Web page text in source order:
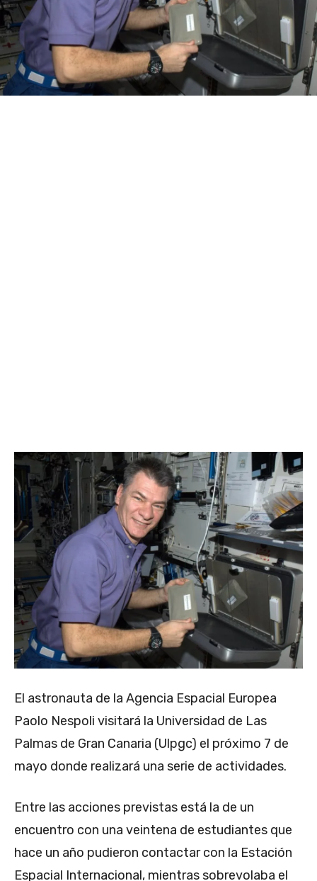
El astronauta de la Agencia Espacial Europea
Paolo Nespoli visitará la Universidad de Las
Palmas de Gran Canaria (Ulpgc) el próximo 7 de
mayo donde realizará una serie de actividades.
Entre las acciones previstas está la de un
encuentro con una veintena de estudiantes que
hace un año pudieron contactar con la Estación
Espacial Internacional, mientras sobrevolaba el